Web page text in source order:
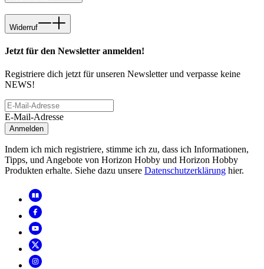
Widerruf
Jetzt für den Newsletter anmelden!
Registriere dich jetzt für unseren Newsletter und verpasse keine
NEWS!
E-Mail-Adresse
Anmelden
Indem ich mich registriere, stimme ich zu, dass ich Informationen,
Tipps, und Angebote von Horizon Hobby und Horizon Hobby
Produkten erhalte. Siehe dazu unsere Datenschutzerklärung hier.